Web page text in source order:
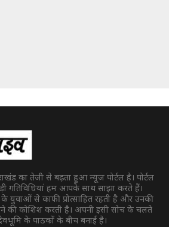
का तेजी से बढ़ता हुआ न्यूज पोर्टल है। पोर्टल
गतिविधियां हम आपके साथ साझा करते हैं।
के युवाओं से काफी प्रोत्साहित रहती है और उनकी
की कोशिश करती है। अपनी इसी सोच के चलते
के पाठकों के बीच बनाई है।